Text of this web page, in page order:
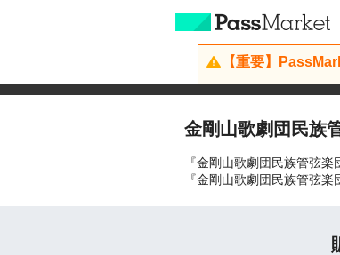
【重要】
金剛山歌劇団民族
『金剛山歌劇団民族管弦
『金剛山歌劇団民族管弦